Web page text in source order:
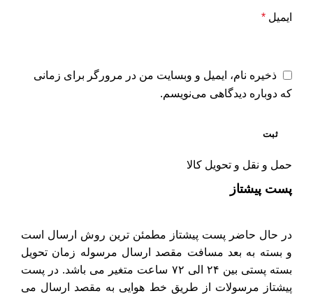
ایمیل *
ذخیره نام، ایمیل و وبسایت من در مرورگر برای زمانی
که دوباره دیدگاهی می‌نویسم.
حمل و نقل و تحویل کالا
پست پیشتاز
در حال حاضر پست پیشتاز مطمئن ترین روش ارسال است
و بسته به بعد مسافت مقصد ارسال مرسوله زمان تحویل
بسته پستی بین ۲۴ الی ۷۲ ساعت متغیر می باشد. در پست
پیشتاز مرسولات از طریق خط هوایی به مقصد ارسال می